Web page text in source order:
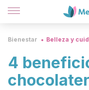
Bienestar Belleza y
4